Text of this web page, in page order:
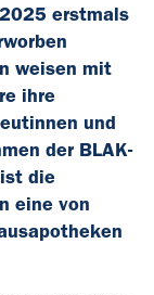
erstmals
weisen mit
ihre
und
der BLAK-
die
eine von